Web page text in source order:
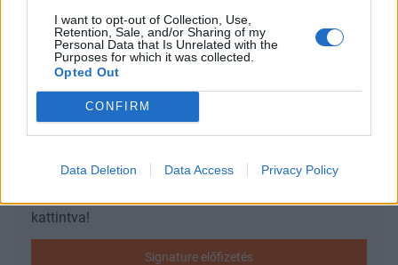
I want to opt-out of Collection, Use,
Retention, Sale, and/or Sharing of my
Personal Data that Is Unrelated with the
Purposes for which it was collected.
Opted Out
CONFIRM
Data Deletion Data Access Privacy Policy
SIGNATURE PRO-VAL EZT A CIKKET IS EL
TUDNÁD OLVASNI!
Ez a cikk folytatódik, de csak Portfolio Signature
előfizetéssel olvasható tovább.
szolgáltatás havi díja
cserébe 12 havi szolgáltatást kapnak olvasóink.
kattintva!
Signature előfizetés